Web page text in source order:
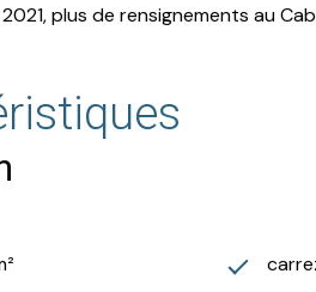
plus de rensignements au